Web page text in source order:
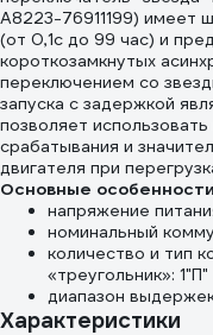
A8223-76911199) имеет
(от 0,1с до 99 час) и
короткозамкнутых
переключением со
запуска с задержкой
позволяет
срабатывания и
двигателя при
Основные
напряжение
номинальный
количество и тип
«треугольник»: 1"П"
диапазон
Характеристики